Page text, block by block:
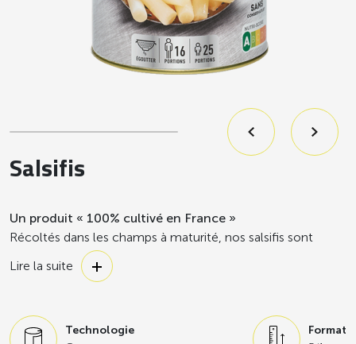
Salsifis
Un produit « 100% cultivé en France »
Récoltés dans les champs à maturité, nos salsifis sont
transformés quelques heures après leur récolte pour vous
garantir le meilleur du légume.
Lire la suite
Technologie
Format